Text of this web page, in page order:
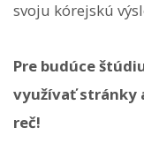
svoju kórejskú
Pre budúce
využívať stránky
reč!